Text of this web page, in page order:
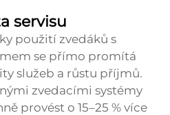
servisu
použití zvedáků s
se přímo promítá
služeb a růstu příjmů.
zvedacími systémy
provést o 15–25 % více